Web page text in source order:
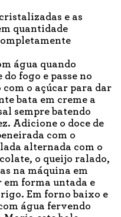
e as
quantidade
água quando
fogo e passe no
o açúcar para dar
bata em creme a
sempre batendo
Adicione o doce de
com o
alternada com o
o queijo ralado,
na máquina em
em forma untada e
Em forno baixo e
água fervendo